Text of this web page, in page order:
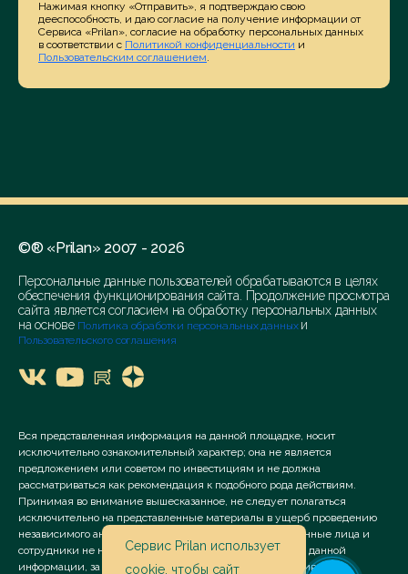
Нажимая кнопку «Отправить», я подтверждаю свою
дееспособность, и даю согласие на получение информации от
Сервиса «Prilan», согласие на обработку персональных данных
в соответствии с Политикой конфиденциальности и
Пользовательским соглашением.
©® «Prilan» 2007 - 2026
Персональные данные пользователей обрабатываются в целях
обеспечения функционирования сайта. Продолжение просмотра
сайта является согласием на обработку персональных данных
на основе Политика обработки персональных данных и
Пользовательского соглашения
Вся представленная информация на данной площадке, носит
исключительно ознакомительный характер; она не является
предложением или советом по инвестициям и не должна
рассматриваться как рекомендация к подобного рода действиям.
Принимая во внимание вышесказанное, не следует полагаться
исключительно на представленные материалы в ущерб проведению
независимого анализа. Сервис «Prilan» его аффилированные лица и
сотрудники не несут ответственности за использование данной
информации, за прямой или косвенный ущерб, наступивший
Сервис Prilan использует
cookie , чтобы сайт